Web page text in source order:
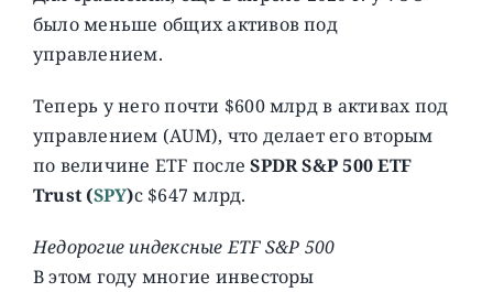
было меньше общих активов под
управлением.
Теперь у него почти $600 млрд в активах под
управлением (AUM), что делает его вторым
по величине ETF послеSPDR S&P 500 ETF
Trust (SPY)с $647 млрд.
Недорогие индексные ETF S&P 500
В этом году многие инвесторы